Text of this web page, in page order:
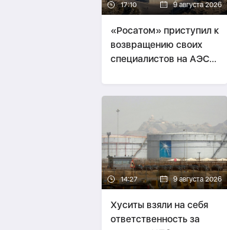
17:10 9 августа 2026
«Росатом» приступил к
возвращению своих
специалистов на АЭС
14:27 9 августа 2026
Хуситы взяли на себя
ответственность за